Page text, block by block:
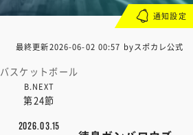
最終更新2026-06-02 00:57 byスポカレ公式
バスケットボール
B.NEXT
第24節
2026.03.15
通知設定